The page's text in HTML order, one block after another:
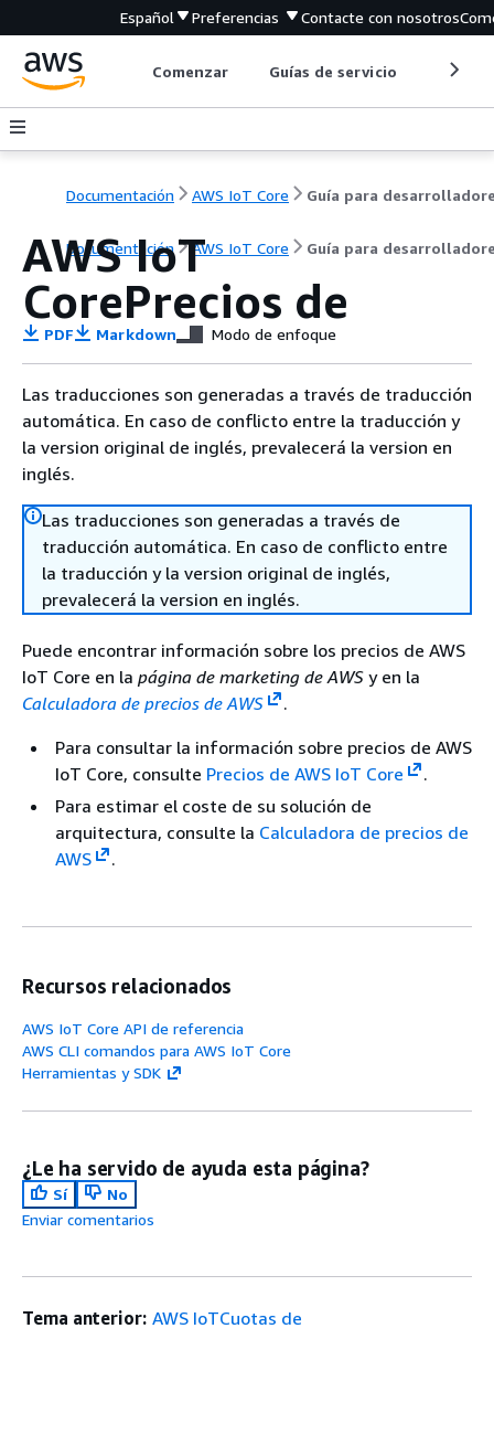
Español Preferencias Contacte con nosotros
Comenzar Guías de servicio
Documentación AWS IoT Core Guía para
Documentación AWS IoT Core Guía para
AWS IoT
CorePrecios de
PDF Markdown Modo de enfoque
Las traducciones son generadas a través de traducción
automática. En caso de conflicto entre la traducción y
la version original de inglés, prevalecerá la version en
inglés.
Las traducciones son generadas a través de
traducción automática. En caso de conflicto entre
la traducción y la version original de inglés,
prevalecerá la version en inglés.
Puede encontrar información sobre los precios de AWS
IoT Core en la página de marketing de AWS y en la
Calculadora de precios de AWS
.
Para consultar la información sobre precios de AWS
IoT Core, consulte Precios de AWS IoT Core
.
Para estimar el coste de su solución de
arquitectura, consulte la Calculadora de precios de
AWS
.
Recursos relacionados
AWS IoT Core API de referencia
AWS CLI comandos para AWS IoT Core
Herramientas y SDK
¿Le ha servido de ayuda esta página?
Sí
No
Enviar comentarios
Tema anterior: AWS IoTCuotas de